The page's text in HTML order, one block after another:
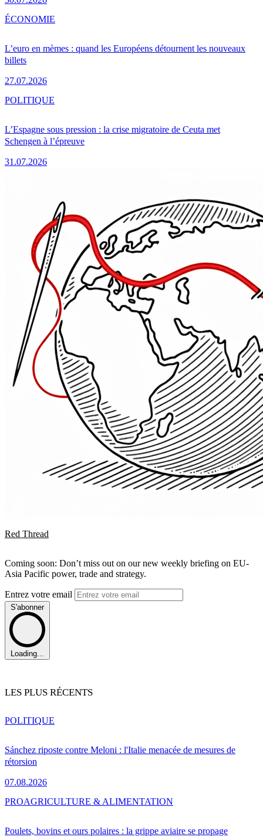
L’euro en mèmes : quand les Européens détournent les nouveaux
billets
27.07.2026
ÉCONOMIE
L’Espagne sous pression : la crise migratoire de Ceuta met
Schengen à l’épreuve
31.07.2026
POLITIQUE
Red Thread
Coming soon: Don’t miss out on our new weekly briefing on EU-
Asia Pacific power, trade and strategy.
Entrez votre email
S'abonner
Loading...
LES PLUS RÉCENTS
Sánchez riposte contre Meloni : l'Italie menacée de mesures de
rétorsion
07.08.2026
POLITIQUE
Poulets, bovins et ours polaires : la grippe aviaire se propage
PROAGRICULTURE & ALIMENTATION